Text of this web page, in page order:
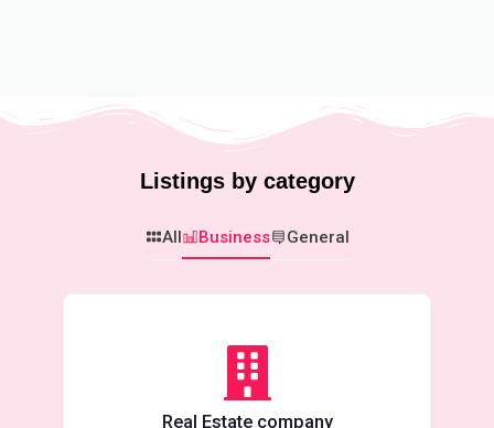
Listings by category
All Business General
Real Estate company